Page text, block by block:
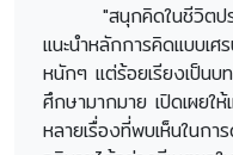
"สนุกคิดในชีวิตป
แนะนำหลักการคิดแบบเ
หนักๆ แต่ร้อยเรียงเป็น
ศึกษามากมาย เปิดเผยใ
หลายเรื่องที่พบเห็นในกา